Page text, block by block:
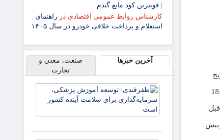
| قویترین کود مایع گندم
کارشناس روابط عمومی اقتصادی در راهنمای
استعلام و پرداخت خلافی خودرو در سال ۱۴۰۵
آخرین خبرها
صنعت، معدن و
تجارت